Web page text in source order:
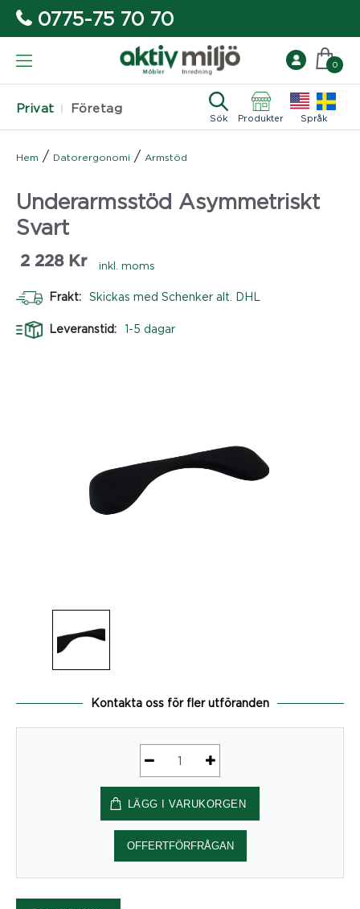
0775-75 70 70
Privat Företag
Sök Produkter Språk
0
Hem / Datorergonomi / Armstöd
Underarmsstöd Asymmetriskt
Svart
2 228 Kr inkl. moms
Frakt: Skickas med Schenker alt. DHL
Leveranstid: 1-5 dagar
Kontakta oss för fler utföranden
Underarmsstöd
Asymmetriskt
Svart
mängd
LÄGG I VARUKORGEN
OFFERTFÖRFRÅGAN